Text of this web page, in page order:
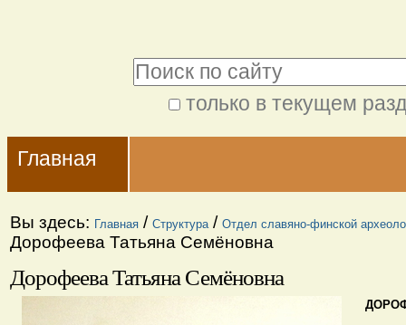
содержимому.
Перейти
навигации
только в текущем
поиск
Navigation
Главная
Вы здесь: Главная / Структура / Отдел славяно-финской
Дорофеева Татьяна Семёновна
Дорофеева Татьяна Семёновна